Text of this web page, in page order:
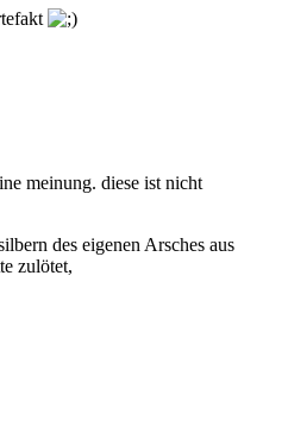
meinung. diese ist nicht
des eigenen Arsches aus
zulötet,